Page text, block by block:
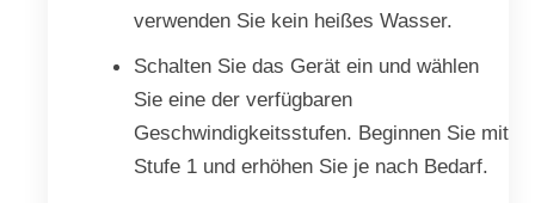
verwenden Sie kein heißes Wasser.
Schalten Sie das Gerät ein und wählen
Sie eine der verfügbaren
Geschwindigkeitsstufen. Beginnen Sie mit
Stufe 1 und erhöhen Sie je nach Bedarf.